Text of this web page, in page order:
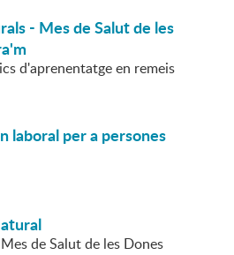
- Mes de Salut de les
d'aprenentatge en remeis
laboral per a persones
de Salut de les Dones